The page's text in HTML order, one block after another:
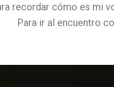
recordar cómo es mi
Para ir al encuentro